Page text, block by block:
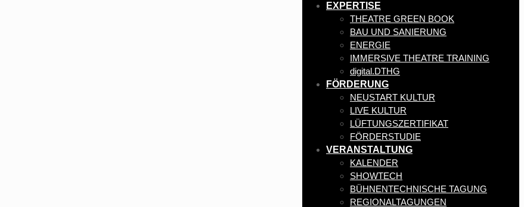
EXPERTISE
THEATRE GREEN BOOK
BAU UND SANIERUNG
ENERGIE
IMMERSIVE THEATRE TRAINING
digital.DTHG
FÖRDERUNG
NEUSTART KULTUR
LIVE KULTUR
LÜFTUNGSZERTIFIKAT
FÖRDERSTUDIE
VERANSTALTUNG
KALENDER
SHOWTECH
BÜHNENTECHNISCHE TAGUNG
REGIONALTAGUNGEN